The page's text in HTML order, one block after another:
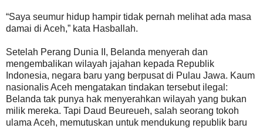
“Saya seumur hidup hampir tidak pernah melihat ada masa
damai di Aceh,” kata Hasballah.
Setelah Perang Dunia II, Belanda menyerah dan
mengembalikan wilayah jajahan kepada Republik
Indonesia, negara baru yang berpusat di Pulau Jawa. Kaum
nasionalis Aceh mengatakan tindakan tersebut ilegal:
Belanda tak punya hak menyerahkan wilayah yang bukan
milik mereka. Tapi Daud Beureueh, salah seorang tokoh
ulama Aceh, memutuskan untuk mendukung republik baru